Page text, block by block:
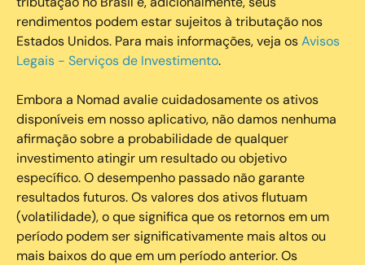
rendimentos podem estar sujeitos à tributação nos
Estados Unidos. Para mais informações, veja osAvisos
Legais - Serviços de Investimento.
Embora a Nomad avalie cuidadosamente os ativos
disponíveis em nosso aplicativo, não damos nenhuma
afirmação sobre a probabilidade de qualquer
investimento atingir um resultado ou objetivo
específico. O desempenho passado não garante
resultados futuros. Os valores dos ativos flutuam
(volatilidade), o que significa que os retornos em um
período podem ser significativamente mais altos ou
mais baixos do que em um período anterior. Os